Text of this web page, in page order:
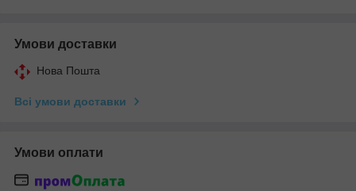
Умови доставки
Нова Пошта
Всі умови доставки
Умови оплати